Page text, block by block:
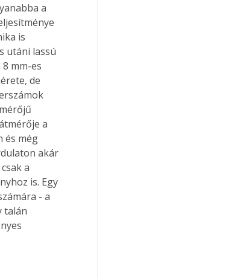
a
is
utáni lassú
mm-es
de
a
és még
akár
a
is. Egy
- a
talán